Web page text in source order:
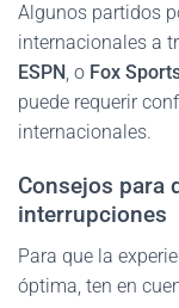
Algunos partidos
internacionales a
ESPN, o Fox
puede requerir
internacionales.
Consejos para
interrupciones
Para que la
óptima, ten en